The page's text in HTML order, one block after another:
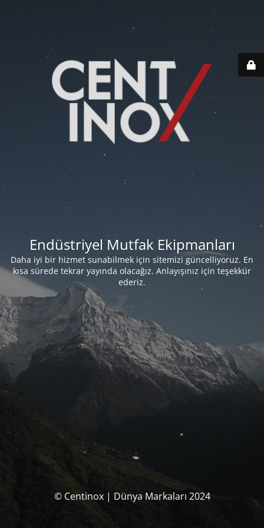
Endüstriyel Mutfak Ekipmanları
Daha iyi bir hizmet sunabilmek için sitemizi güncelliyoruz. En
kısa sürede tekrar yayında olacağız. Anlayışınız için teşekkür
ederiz.
© Centinox | Dünya Markaları 2024